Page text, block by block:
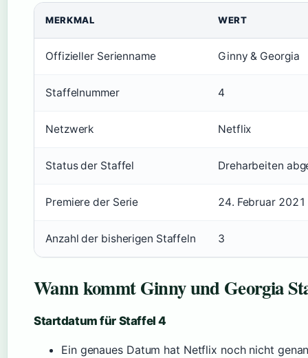
MERKMAL WERT
Offizieller Serienname Ginny & Georgia
Staffelnummer 4
Netzwerk Netflix
Status der Staffel Dreharbeiten
Premiere der Serie 24. Februar 2021
Anzahl der bisherigen Staffeln 3
Wann kommt Ginny und Georgia
Startdatum für Staffel 4
Ein genaues Datum hat Netflix noch nicht